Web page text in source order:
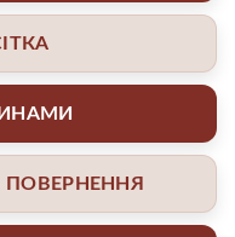
ПОВЕРНЕННЯ